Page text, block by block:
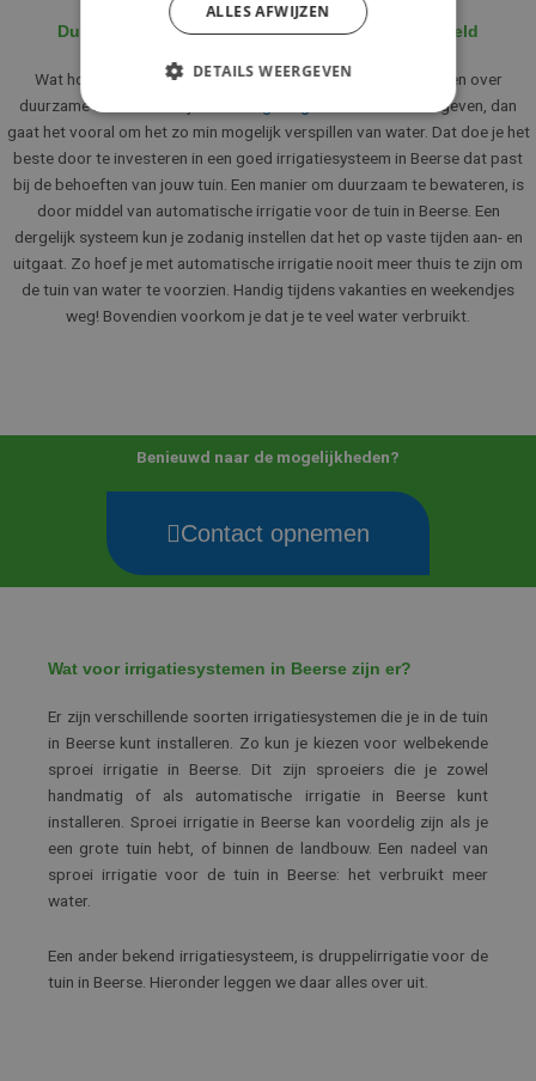
Duurzame irrigatie in Beerse: bespaar water en geld
Wat houdt duurzame irrigatie in Beerse in? Als we het hebben over
duurzame manieren om je
in Beerse vorm te geven, dan
gaat het vooral om het zo min mogelijk verspillen van water. Dat doe je het
beste door te investeren in een goed irrigatiesysteem in Beerse dat past
bij de behoeften van jouw tuin. Een manier om duurzaam te bewateren, is
door middel van automatische irrigatie voor de tuin in Beerse. Een
dergelijk systeem kun je zodanig instellen dat het op vaste tijden aan- en
uitgaat. Zo hoef je met automatische irrigatie nooit meer thuis te zijn om
de tuin van water te voorzien. Handig tijdens vakanties en weekendjes
weg! Bovendien voorkom je dat je te veel water verbruikt.
Benieuwd naar de mogelijkheden?
Contact opnemen
Wat voor irrigatiesystemen in Beerse zijn er?
Er zijn verschillende soorten irrigatiesystemen die je in de tuin
in Beerse kunt installeren. Zo kun je kiezen voor welbekende
sproei irrigatie in Beerse. Dit zijn sproeiers die je zowel
handmatig of als automatische irrigatie in Beerse kunt
installeren. Sproei irrigatie in Beerse kan voordelig zijn als je
een grote tuin hebt, of binnen de landbouw. Een nadeel van
sproei irrigatie voor de tuin in Beerse: het verbruikt meer
water.
Een ander bekend irrigatiesysteem, is druppelirrigatie voor de
tuin in Beerse. Hieronder leggen we daar alles over uit.
ALLES AFWIJZEN
DETAILS WEERGEVEN